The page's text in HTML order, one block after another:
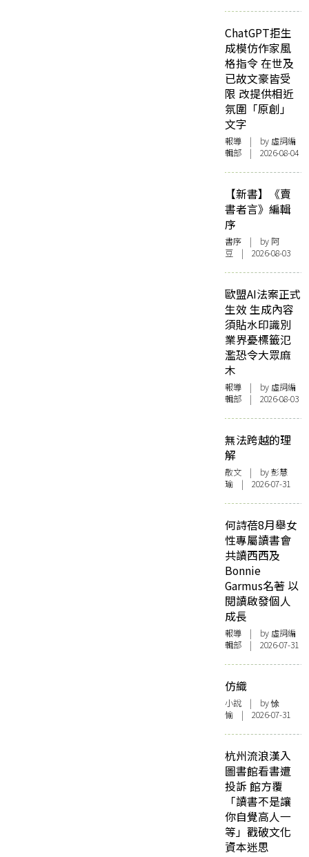
ChatGPT拒生
成模仿作家風
格指令 在世及
已故文豪皆受
限 改提供相近
氛圍「原創」
文字
報導 | by 虛詞編
輯部 | 2026-08-04
【新書】《賣
書者言》編輯
序
書序 | by 阿
豆 | 2026-08-03
歐盟AI法案正式
生效 生成內容
須貼水印識別
業界憂標籤氾
濫恐令大眾麻
木
報導 | by 虛詞編
輯部 | 2026-08-03
無法跨越的理
解
散文 | by 彭慧
瑜 | 2026-07-31
何詩蓓8月舉女
性專屬讀書會
共讀西西及
Bonnie
Garmus名著 以
閱讀啟發個人
成長
報導 | by 虛詞編
輯部 | 2026-07-31
仿織
小說 | by 悇
愉 | 2026-07-31
杭州流浪漢入
圖書館看書遭
投訴 館方覆
「讀書不是讓
你自覺高人一
等」戳破文化
資本迷思